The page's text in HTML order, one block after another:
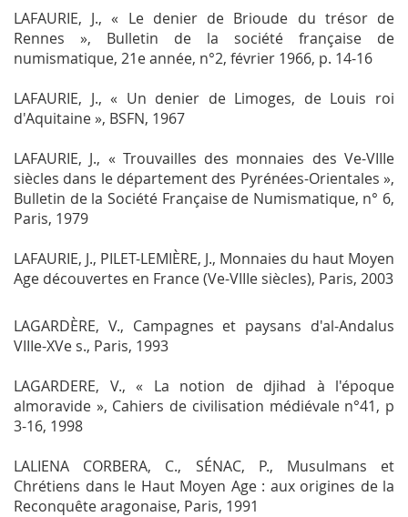
LAFAURIE, J., « Le denier de Brioude du trésor de
Rennes », Bulletin de la société française de
numismatique, 21e année, n°2, février 1966, p. 14-16
LAFAURIE, J., « Un denier de Limoges, de Louis roi
d'Aquitaine », BSFN, 1967
LAFAURIE, J., « Trouvailles des monnaies des Ve-VIIIe
siècles dans le département des Pyrénées-Orientales »,
Bulletin de la Société Française de Numismatique, n° 6,
Paris, 1979
LAFAURIE, J., PILET-LEMIÈRE, J., Monnaies du haut Moyen
Age découvertes en France (Ve-VIIIe siècles), Paris, 2003
LAGARDÈRE, V., Campagnes et paysans d'al-Andalus
VIIIe-XVe s., Paris, 1993
LAGARDERE, V., « La notion de djihad à l'époque
almoravide », Cahiers de civilisation médiévalen°41, p
3-16, 1998
LALIENA CORBERA, C., SÉNAC, P., Musulmans et
Chrétiens dans le Haut Moyen Age : aux origines de la
Reconquête aragonaise, Paris, 1991